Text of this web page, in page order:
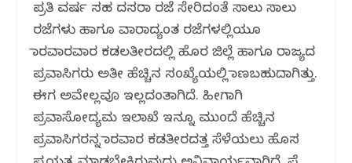
ಪ್ರತಿ ವರ್ಷ ಸಹ ದಸರಾ ರಜೆ ಸೇರಿದಂತೆ ಸಾಲು ಸಾಲು
ರಜೆಗಳು ಹಾಗೂ ವಾರಾದ್ಯಂತ ರಜೆಗಳಲ್ಲಿಯೂ
ಕಾರವಾರವಾರ ಕಡಲತೀರದಲ್ಲಿ ಹೊರ ಜಿಲ್ಲೆ ಹಾಗೂ ರಾಜ್ಯದ
ಪ್ರವಾಸಿಗರು ಅತೀ ಹೆಚ್ಚಿನ ಸಂಖ್ಯೆಯಲ್ಲಿ ಕಾಣಬಹುದಾಗಿತ್ತು.
ಈಗ ಅವೇಲ್ಲವೂ ಇಲ್ಲದಂತಾಗಿದೆ. ಹೀಗಾಗಿ
ಪ್ರವಾಸೋದ್ಯಮ ಇಲಾಖೆ ಇನ್ನೂ ಮುಂದೆ ಹೆಚ್ಚಿನ
ಪ್ರವಾಸಿಗರನ್ನ ಕಾರವಾರ ಕಡತೀರದತ್ತ ಸೆಳೆಯಲು ಹೊಸ